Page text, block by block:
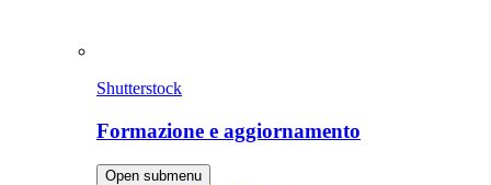
Shutterstock
Formazione e aggiornamento
Open submenu